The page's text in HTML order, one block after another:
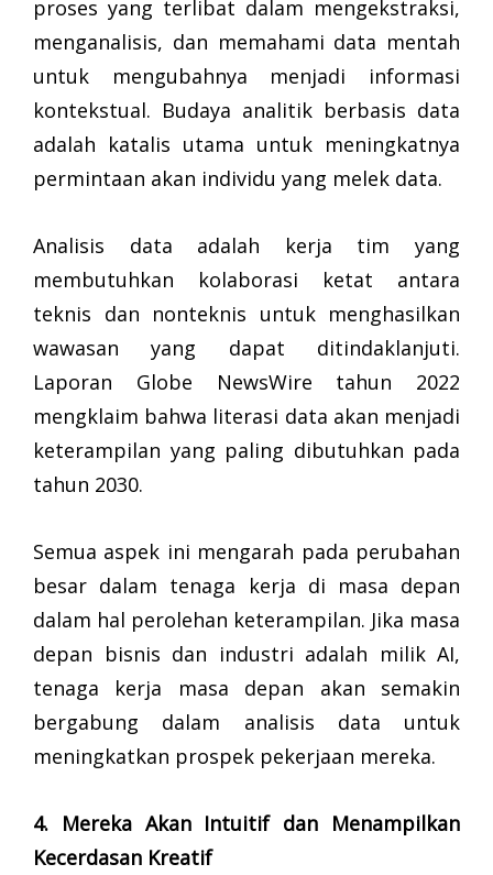
proses yang terlibat dalam mengekstraksi,
menganalisis, dan memahami data mentah
untuk mengubahnya menjadi informasi
kontekstual. Budaya analitik berbasis data
adalah katalis utama untuk meningkatnya
permintaan akan individu yang melek data.
Analisis data adalah kerja tim yang
membutuhkan kolaborasi ketat antara
teknis dan nonteknis untuk menghasilkan
wawasan yang dapat ditindaklanjuti.
Laporan Globe NewsWire tahun 2022
mengklaim bahwa literasi data akan menjadi
keterampilan yang paling dibutuhkan pada
tahun 2030.
Semua aspek ini mengarah pada perubahan
besar dalam tenaga kerja di masa depan
dalam hal perolehan keterampilan. Jika masa
depan bisnis dan industri adalah milik AI,
tenaga kerja masa depan akan semakin
bergabung dalam analisis data untuk
meningkatkan prospek pekerjaan mereka.
4. Mereka Akan Intuitif dan Menampilkan
Kecerdasan Kreatif